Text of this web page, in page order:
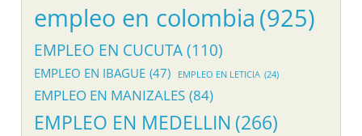
empleo en colombia (925)
EMPLEO EN CUCUTA (110)
EMPLEO EN IBAGUE (47) EMPLEO EN LETICIA (24)
EMPLEO EN MANIZALES (84)
EMPLEO EN MEDELLIN (266)